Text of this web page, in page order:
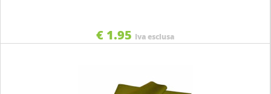
€ 1.95 Iva esclusa